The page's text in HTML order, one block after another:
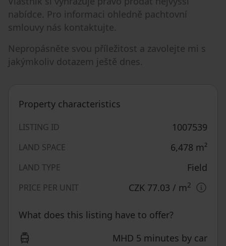
nabídce. Pro informaci ohledně pachtovní
smlouvy nás kontaktujte.
Nepropásněte svou příležitost a zavolejte mi s
jakýmkoliv dotazem ještě dnes.
Property characteristics
LISTING ID 1007539
LAND SPACE 6,478 m²
LAND TYPE Field
PRICE PER UNIT CZK 77.03 / m2
What does this listing have to offer?
MHD 5 minutes by car